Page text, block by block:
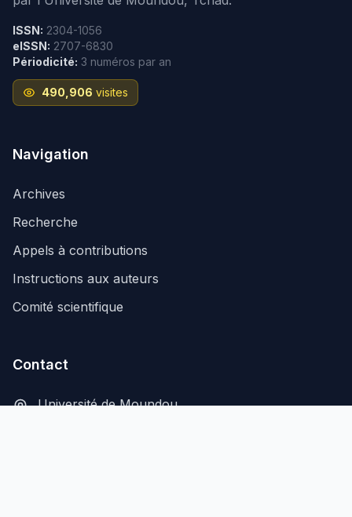
ISSN: 2304-1056
eISSN: 2707-6830
Périodicité: 3 numéros par an
490,906 visites
Navigation
Archives
Recherche
Appels à contributions
Instructions aux auteurs
Comité scientifique
Contact
Université de Moundou